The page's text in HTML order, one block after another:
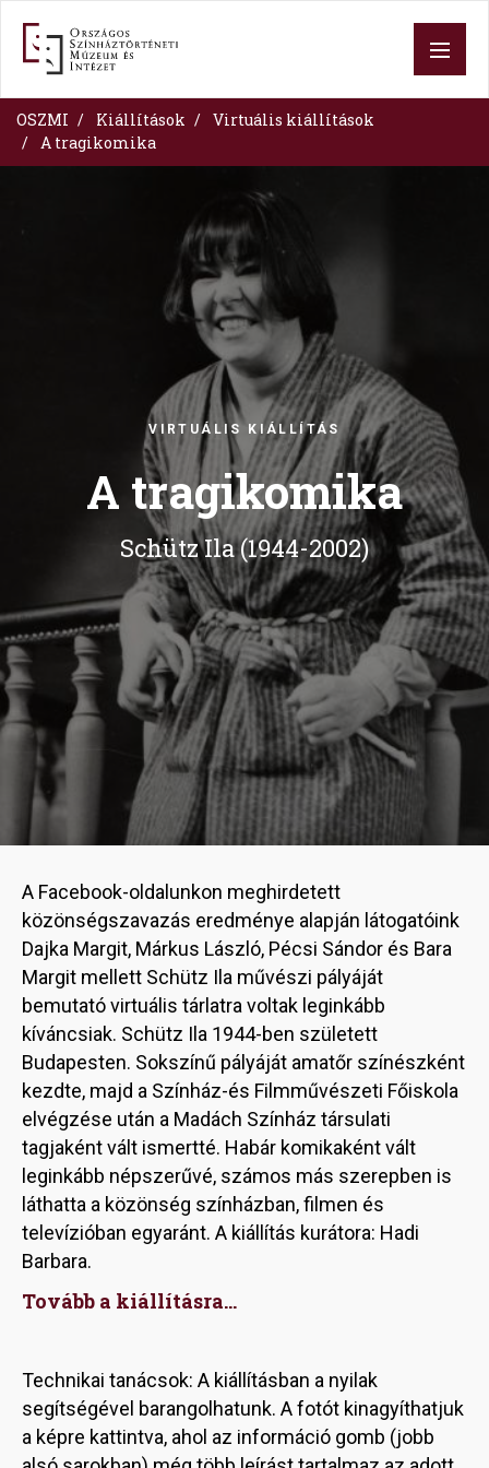
content
OSZMI Kiállítások
Virtuális kiállítások
A tragikomika
VIRTUÁLIS KIÁLLÍTÁS
A tragikomika
Schütz Ila (1944-2002)
A Facebook-oldalunkon meghirdetett
közönségszavazás eredménye alapján látogatóink
Dajka Margit, Márkus László, Pécsi Sándor és Bara
Margit mellett Schütz Ila művészi pályáját
bemutató virtuális tárlatra voltak leginkább
kíváncsiak. Schütz Ila 1944-ben született
Budapesten. Sokszínű pályáját amatőr színészként
kezdte, majd a Színház-és Filmművészeti Főiskola
elvégzése után a Madách Színház társulati
tagjaként vált ismertté. Habár komikaként vált
leginkább népszerűvé, számos más szerepben is
láthatta a közönség színházban, filmen és
televízióban egyaránt. A kiállítás kurátora: Hadi
Barbara.
Tovább a kiállításra...
Technikai tanácsok: A kiállításban a nyilak
segítségével barangolhatunk. A fotót kinagyíthatjuk
a képre kattintva, ahol az információ gomb (jobb